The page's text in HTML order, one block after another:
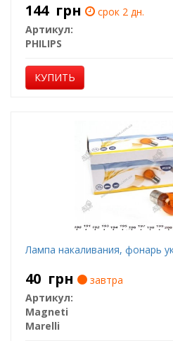
144 грн
срок 2 дн.
Артикул:
PHILIPS
КУПИТЬ
Лампа накаливания, фонарь
40 грн
завтра
Артикул:
Magneti
Marelli